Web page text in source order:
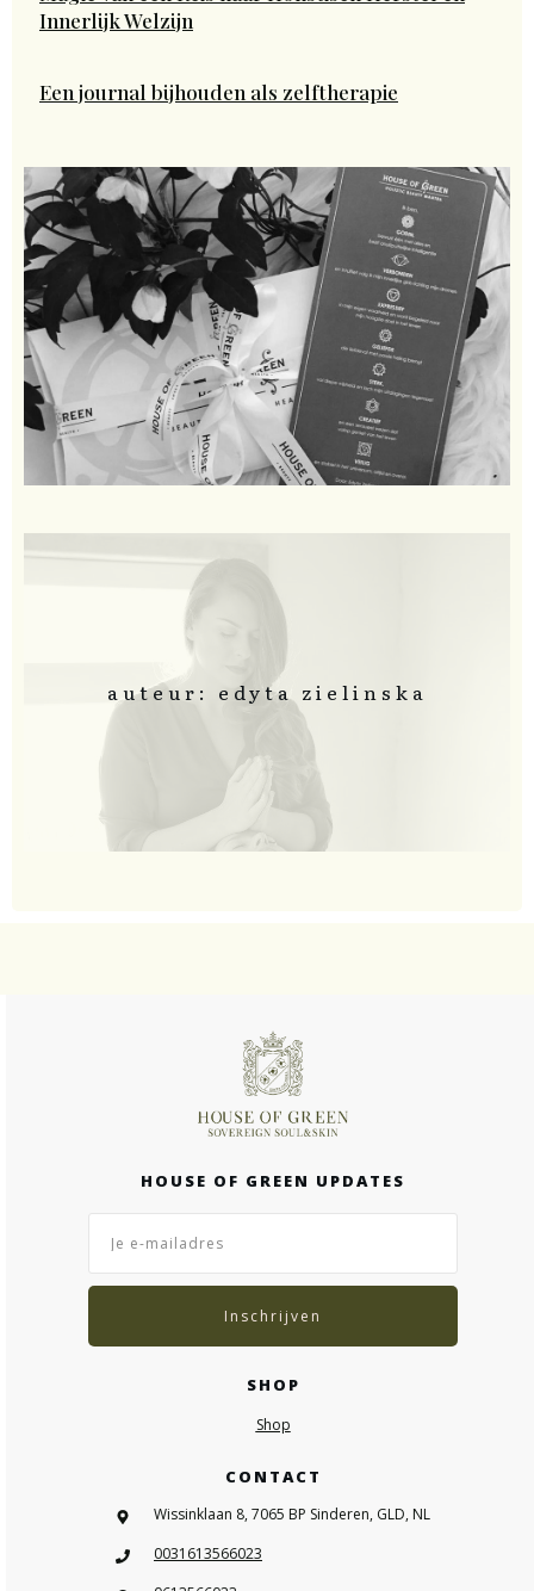
Innerlijk Welzijn
Een journal bijhouden als zelftherapie
auteur: edyta zielinska
HOUSE OF GREEN UPDATES
Inschrijven
SHOP
Shop
CONTACT
Wissinklaan 8, 7065 BP Sinderen, GLD, NL
0031613566023